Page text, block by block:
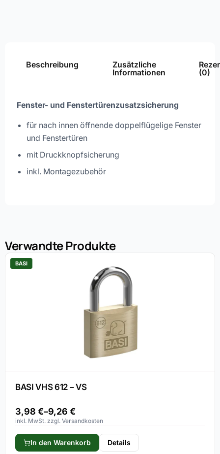
Beschreibung
Zusätzliche
Informationen
(0)
Fenster- und Fenstertürenzusatzsicherung
für nach innen öffnende doppelflügelige Fenster
und Fenstertüren
mit Druckknopfsicherung
inkl. Montagezubehör
Verwandte Produkte
BASI
BASI VHS 612 – VS
3,98 €–9,26 €
inkl. MwSt. zzgl. Versandkosten
In den Warenkorb Details